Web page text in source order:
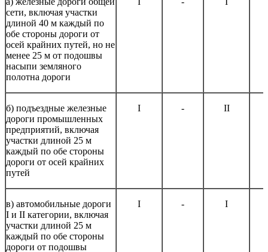
сети, включая участки
длиной 40 м каждый по
обе стороны дороги от
осей крайних путей, но не
менее 25 м от подошвы
насыпи земляного
полотна дороги
б) подъездные железные
дороги промышленных
предприятий, включая
участки длиной 25 м
каждый по обе стороны
дороги от осей крайних
путей
I - II
в) автомобильные дороги
I и II категории, включая
участки длиной 25 м
каждый по обе стороны
дороги от подошвы
I - I